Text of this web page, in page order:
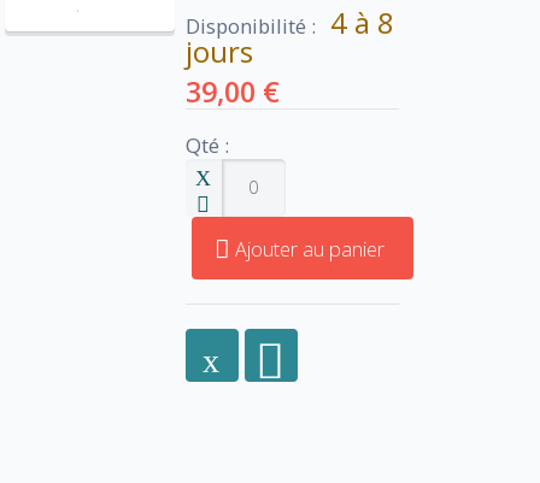
Disponibilité : 4 à 8
jours
39,00 €
Qté :
Ajouter au panier